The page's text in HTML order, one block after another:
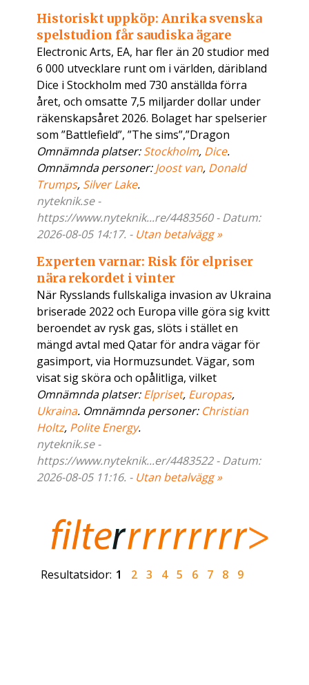
Historiskt uppköp: Anrika svenska
spelstudion får saudiska ägare
Electronic Arts, EA, har fler än 20 studior med
6 000 utvecklare runt om i världen, däribland
Dice i Stockholm med 730 anställda förra
året, och omsatte 7,5 miljarder dollar under
räkenskapsåret 2026. Bolaget har spelserier
som ”Battlefield”, ”The sims”,”Dragon
Omnämnda platser:Stockholm, Dice.
Omnämnda personer:Joost van, Donald
Trumps, Silver Lake.
nyteknik.se -
https://www.nyteknik...re/4483560 - Datum:
2026-08-05 14:17. - Utan betalvägg »
Experten varnar: Risk för elpriser
nära rekordet i vinter
När Rysslands fullskaliga invasion av Ukraina
briserade 2022 och Europa ville göra sig kvitt
beroendet av rysk gas, slöts i stället en
mängd avtal med Qatar för andra vägar för
gasimport, via Hormuzsundet. Vägar, som
visat sig sköra och opålitliga, vilket
Omnämnda platser:Elpriset, Europas,
Ukraina. Omnämnda personer: Christian
Holtz, Polite Energy.
nyteknik.se -
https://www.nyteknik...er/4483522 - Datum:
2026-08-05 11:16. - Utan betalvägg »
Resultatsidor: 1 2 3 4 5 6 7 8 9